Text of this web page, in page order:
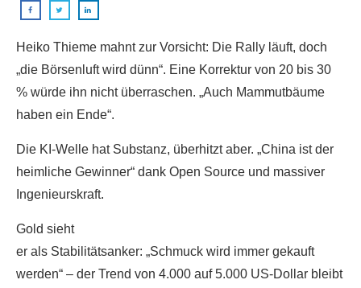
Heiko Thieme mahnt zur Vorsicht: Die Rally läuft, doch
„die Börsenluft wird dünn“. Eine Korrektur von 20 bis 30
% würde ihn nicht überraschen. „Auch Mammutbäume
haben ein Ende“.
Die KI-Welle hat Substanz, überhitzt aber. „China ist der
heimliche Gewinner“ dank Open Source und massiver
Ingenieurskraft.
Gold sieht
er als Stabilitätsanker: „Schmuck wird immer gekauft
werden“ – der Trend von 4.000 auf 5.000 US-Dollar bleibt